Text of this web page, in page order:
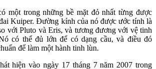
một trong những bề mặt đỏ nhất từng được
Kuiper. Đường kính của nó được ước tính là
với Pluto và Eris, và tương đương với vệ tinh
có thể đủ lớn để có dạng cầu, và điều đó
để làm một hành tinh lùn.
hiện vào ngày 17 tháng 7 năm 2007 trong